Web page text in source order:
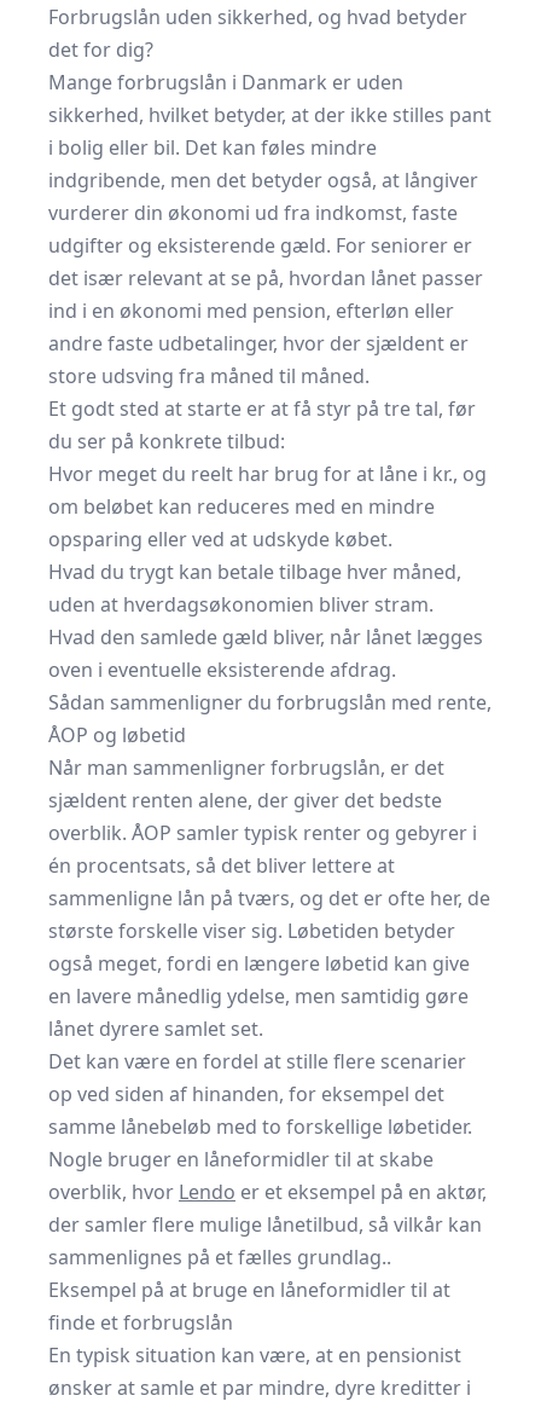
Forbrugslån uden sikkerhed, og hvad betyder
det for dig?
Mange forbrugslån i Danmark er uden
sikkerhed, hvilket betyder, at der ikke stilles pant
i bolig eller bil. Det kan føles mindre
indgribende, men det betyder også, at långiver
vurderer din økonomi ud fra indkomst, faste
udgifter og eksisterende gæld. For seniorer er
det især relevant at se på, hvordan lånet passer
ind i en økonomi med pension, efterløn eller
andre faste udbetalinger, hvor der sjældent er
store udsving fra måned til måned.
Et godt sted at starte er at få styr på tre tal, før
du ser på konkrete tilbud:
Hvor meget du reelt har brug for at låne i kr., og
om beløbet kan reduceres med en mindre
opsparing eller ved at udskyde købet.
Hvad du trygt kan betale tilbage hver måned,
uden at hverdagsøkonomien bliver stram.
Hvad den samlede gæld bliver, når lånet lægges
oven i eventuelle eksisterende afdrag.
Sådan sammenligner du forbrugslån med rente,
ÅOP og løbetid
Når man sammenligner forbrugslån, er det
sjældent renten alene, der giver det bedste
overblik. ÅOP samler typisk renter og gebyrer i
én procentsats, så det bliver lettere at
sammenligne lån på tværs, og det er ofte her, de
største forskelle viser sig. Løbetiden betyder
også meget, fordi en længere løbetid kan give
en lavere månedlig ydelse, men samtidig gøre
lånet dyrere samlet set.
Det kan være en fordel at stille flere scenarier
op ved siden af hinanden, for eksempel det
samme lånebeløb med to forskellige løbetider.
Nogle bruger en låneformidler til at skabe
overblik, hvor Lendo er et eksempel på en aktør,
der samler flere mulige lånetilbud, så vilkår kan
sammenlignes på et fælles grundlag..
Eksempel på at bruge en låneformidler til at
finde et forbrugslån
En typisk situation kan være, at en pensionist
ønsker at samle et par mindre, dyre kreditter i